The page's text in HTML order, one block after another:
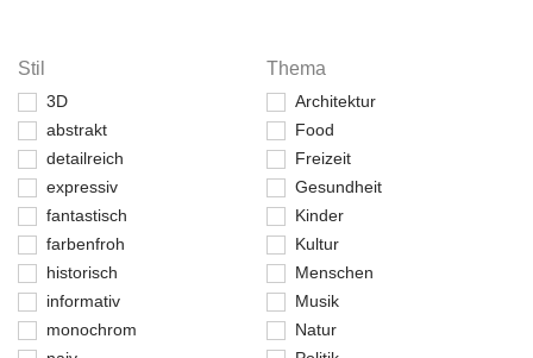
Stil
3D
abstrakt
detailreich
expressiv
fantastisch
farbenfroh
historisch
informativ
monochrom
Thema
Architektur
Food
Freizeit
Gesundheit
Kinder
Kultur
Menschen
Musik
Natur